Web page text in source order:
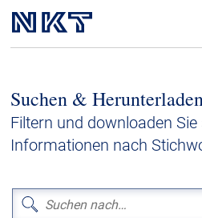
Hochspannung
Kabelservice
Niederspannung
Suchen &
Filtern und downloaden
Informationen nach